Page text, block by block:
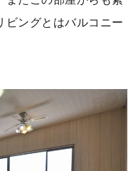
ビングとはバルコニー